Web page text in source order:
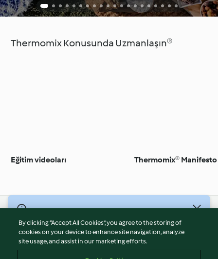
Thermomix Konusunda Uzmanlaşın®
Eğitim videoları Thermomix® Manifesto
Hizmet Koşulları
Gizlilik Politikası
By clicking “Accept All Cookies”, you agree to the storing of
cookies on your device to enhance site navigation, analyze
site usage, and assist in our marketing efforts.